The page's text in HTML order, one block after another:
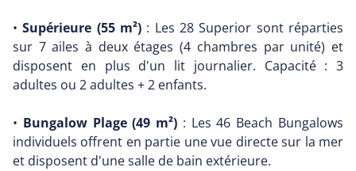
•Supérieure (55 m²) : Les 28 Superior sont réparties
sur 7 ailes à deux étages (4 chambres par unité) et
disposent en plus d'un lit journalier. Capacité : 3
adultes ou 2 adultes + 2 enfants.
• Bungalow Plage (49 m²) : Les 46 Beach Bungalows
individuels offrent en partie une vue directe sur la mer
et disposent d'une salle de bain extérieure.